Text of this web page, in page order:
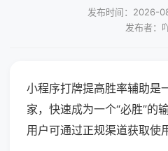
发布时间：2026-
发布者：
小程序打牌提高胜率辅助是
家，快速成为一个“必胜”的
用户可通过正规渠道获取使